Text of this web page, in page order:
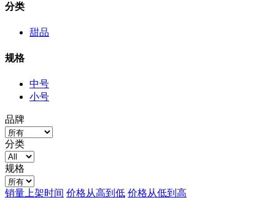
分类
甜品
规格
中号
小号
品牌
分类
规格
销量上架时间 价格从高到低 价格从低到高